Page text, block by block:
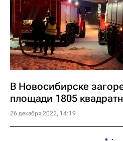
В Новосибирске
площади 1805
26 декабря 2022, 14:19